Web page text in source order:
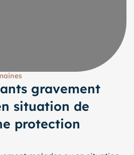
gravement
situation de
protection